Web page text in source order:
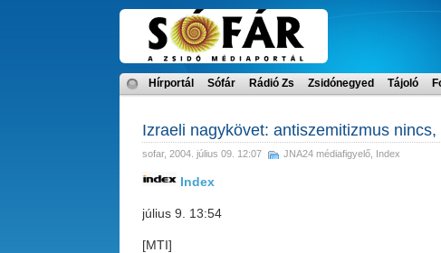
Hírportál Sófár Rádió Zs Zsidónegyed Tájoló
Izraeli nagykövet: antiszemitizmus
sofar, 2004. július 09. 12:07 JNA24 médiafigyelő Index
Index
július 9. 13:54
[MTI]